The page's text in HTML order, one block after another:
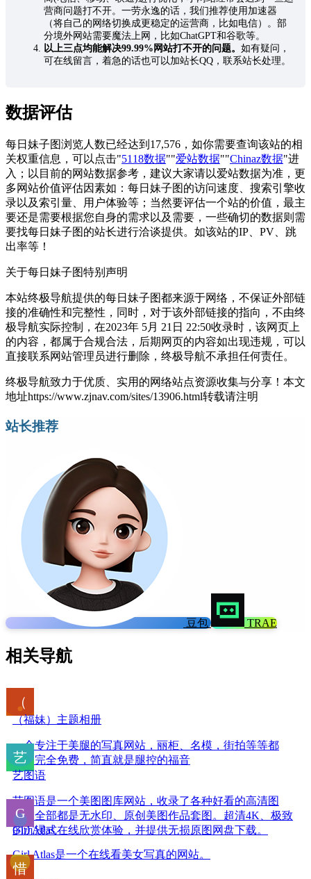
营商问题打不开。一劳永逸的话，我们推荐使用加速器
（将自己的网络切换成更稳定的运营商，比如电信）。部
分境外网站需要魔法上网，比如ChatGPT和谷歌等。
以上三点均能解决99.99%网站打不开的问题。 如有疑问，
可在线留言，着急的话也可以加站长QQ，联系站长处理。
数据评估
每日妹子图浏览人数已经达到17,576，如你需要查询该站的相
关权重信息，可以点击"5118数据""爱站数据""Chinaz数据"进
入；以目前的网站数据参考，建议大家请以爱站数据为准，更
多网站价值评估因素如：每日妹子图的访问速度、搜索引擎收
录以及索引量、用户体验等；当然要评估一个站的价值，最主
要还是需要根据您自身的需求以及需要，一些确切的数据则需
要找每日妹子图的站长进行洽谈提供。如该站的IP、PV、跳
出率等！
关于每日妹子图特别声明
本站终极导航提供的每日妹子图都来源于网络，不保证外部链
接的准确性和完整性，同时，对于该外部链接的指向，不由终
极导航实际控制，在2023年 5月 21日 22:50收录时，该网页上
的内容，都属于合规合法，后期网页的内容如出现违规，可以
直接联系网站管理员进行删除，终极导航不承担任何责任。
终极导航致力于优质、实用的网络站点资源收集与分享！ 本文
地址https://www.zjnav.com/sites/13906.html转载请注明
站长推荐
豆包 TRAE
相关导航
（福妹）主题相册
一个专注于美腿的写真网站，丽柜、名模，街拍等等都
有，完全免费，简直就是腿控的福音
艺图语
艺图语是一个美图图库网站，收录了各种好看的高清图
片。全部都是无水印、原创美图作品套图。超清4K、极致
的沉浸式在线欣赏体验，并提供无损原图网盘下载。
Girl Atlas
Girl Atlas是一个在线看美女写真的网站。